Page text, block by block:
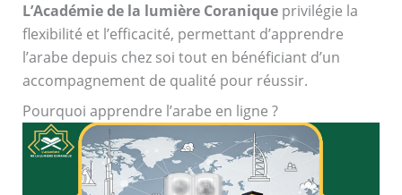
L’Académie de la lumière Coraniqueprivilégie la
flexibilité et l’efficacité, permettant d’apprendre
l’arabe depuis chez soi tout en bénéficiant d’un
accompagnement de qualité pour réussir.
Pourquoi apprendre l’arabe en ligne ?